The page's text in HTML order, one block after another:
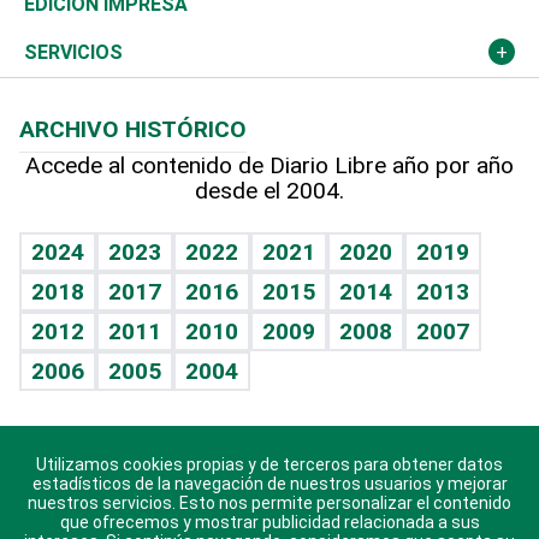
Resto del mundo
Economía personal
Podcast Arte Libre
Hablando con el pediatra
Vida y familia
Eñe
Celebrando la vida
Sin complejos
En pocas palabras
Escuchando al corazón
Economía Personal
Más deportes
Línea de hit
TBT Deportivo
Columnistas
Más firmas
Cambio climático
Opinión
Hecho en casa
Guía del dinero
SERVICIOS
Cumpleaños
Horóscopos
Crucigramas
ARCHIVO HISTÓRICO
Accede al contenido de Diario Libre año por año
desde el 2004.
2024 2023 2022 2021 2020
2019
2018
2017 2016 2015 2014
2013
2012
2011 2010 2009 2008
2007
2006
2005 2004
Descarga nuestras aplicaciones para Android, iOS y
sistema Huawei.
Utilizamos cookies propias y de terceros para obtener datos
estadísticos de la navegación de nuestros usuarios y mejorar
nuestros servicios. Esto nos permite personalizar el contenido
que ofrecemos y mostrar publicidad relacionada a sus